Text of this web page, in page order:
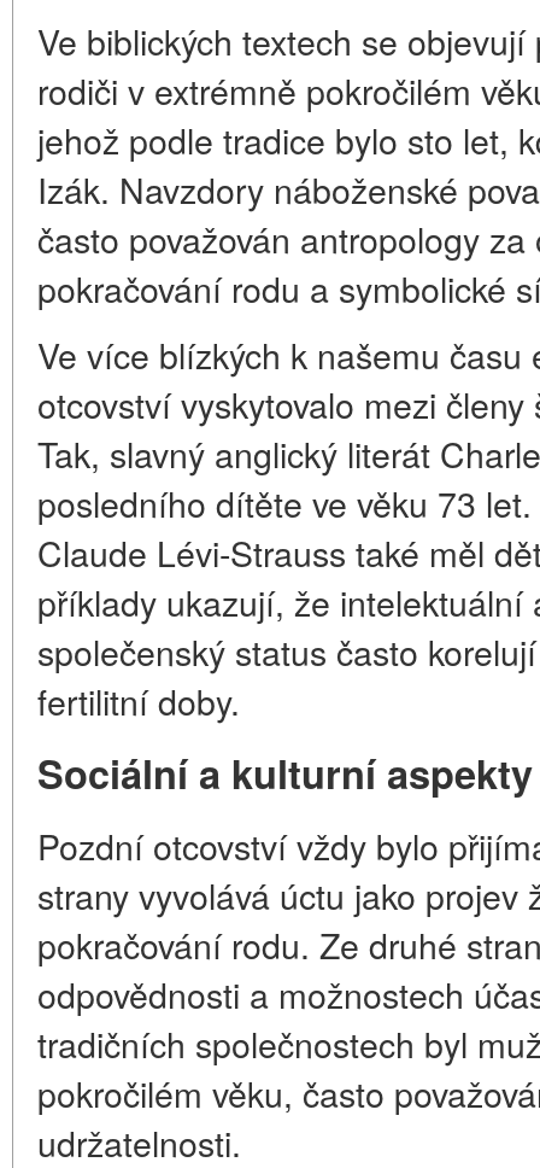
Ve biblických textech se
rodiči v extrémně pokročilém
jehož podle tradice bylo sto let,
Izák. Navzdory náboženské
často považován antropology
pokračování rodu a symbolické
Ve více blízkých k našemu
otcovství vyskytovalo mezi
Tak, slavný anglický literát
posledního dítěte ve věku 73
Claude Lévi-Strauss také měl
příklady ukazují, že intelektuální
společenský status často
fertilitní doby.
Sociální a kulturní aspekty
Pozdní otcovství vždy bylo
strany vyvolává úctu jako
pokračování rodu. Ze druhé
odpovědnosti a možnostech
tradičních společnostech byl
pokročilém věku, často
udržatelnosti.